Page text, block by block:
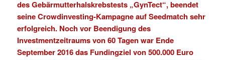
des Gebärmutterhalskrebstests „GynTect“, beendet
seine Crowdinvesting-Kampagne auf Seedmatch sehr
erfolgreich. Noch vor Beendigung des
Investmentzeitraums von 60 Tagen war Ende
September 2016 das Fundingziel von 500.000 Euro